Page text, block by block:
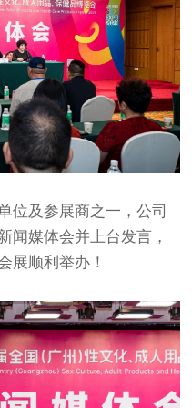
位及参展商之一，公司
闻媒体会并上台发言，
展顺利举办！